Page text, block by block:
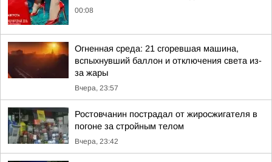
00:08
Огненная среда: 21 сгоревшая машина,
вспыхнувший баллон и отключения света из-
за жары
Вчера, 23:57
Ростовчанин пострадал от жиросжигателя в
погоне за стройным телом
Вчера, 23:42